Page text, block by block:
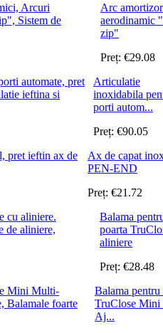
Arc amortizor
aerodinamic
zip"
Preț: €29.08
Articulatie
inoxidabila
porti autom...
Preț: €90.05
Ax de capat
PEN-END
Preț: €21.72
Balama
poarta
aliniere
Preț: €28.48
Balama
TruClose
Aj...